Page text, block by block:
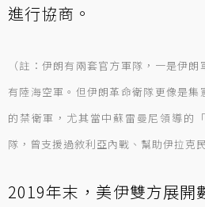
進行協商。
（註：伊朗有兩套官方軍隊，一是伊
有陸海空軍。但伊朗革命衛隊更像是
的禁衛軍，尤其當中蘇雷曼尼領導的
隊，曾支援過敘利亞內戰、幫助伊拉克
2019年末，美伊雙方展開